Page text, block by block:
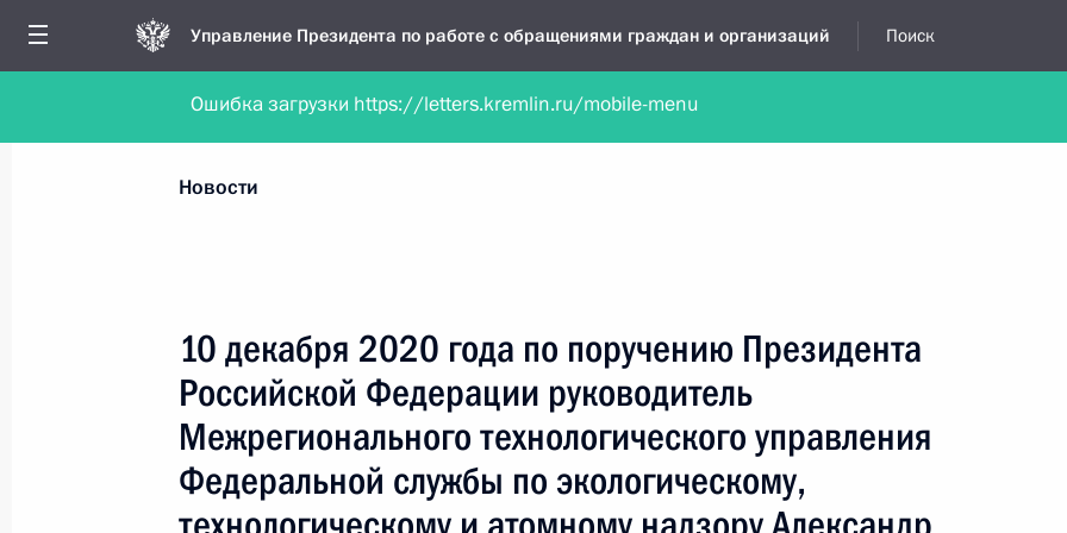
Управление Президента по работе с обращениями граждан и организаций Поиск
Обратиться в форме электронного документа Обратиться в устной форме
Все новости
Все руководители, регионы, города и темы
Новости
10 декабря 2020 года по поручению Президента
Российской Федерации руководитель
Межрегионального технологического управления
Федеральной службы по экологическому,
Ошибка загрузки https://letters.kremlin.ru/mobile-menu